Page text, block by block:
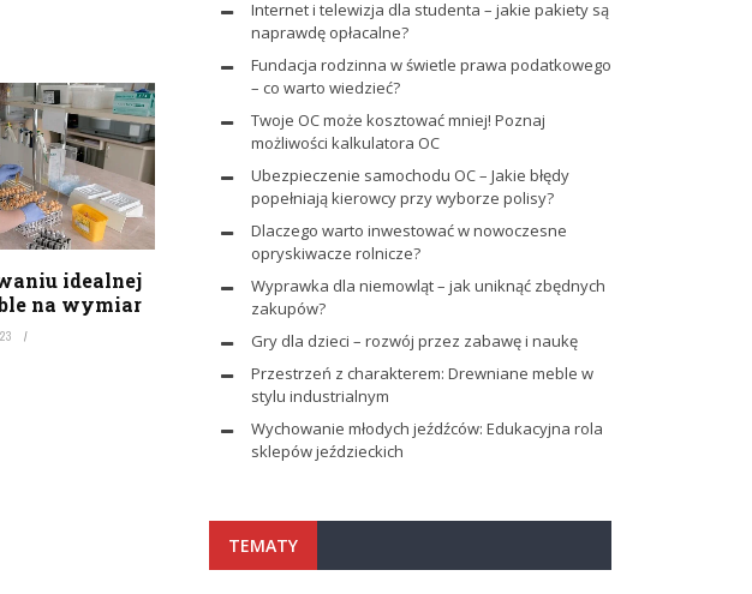
idealnej
na wymiar
Internet i telewizja dla studenta – jakie pakiety są
naprawdę opłacalne?
Fundacja rodzinna w świetle prawa podatkowego
– co warto wiedzieć?
Twoje OC może kosztować mniej! Poznaj
możliwości kalkulatora OC
Ubezpieczenie samochodu OC – Jakie błędy
popełniają kierowcy przy wyborze polisy?
Dlaczego warto inwestować w nowoczesne
opryskiwacze rolnicze?
Wyprawka dla niemowląt – jak uniknąć zbędnych
zakupów?
Gry dla dzieci – rozwój przez zabawę i naukę
Przestrzeń z charakterem: Drewniane meble w
stylu industrialnym
Wychowanie młodych jeźdźców: Edukacyjna rola
sklepów jeździeckich
TEMATY